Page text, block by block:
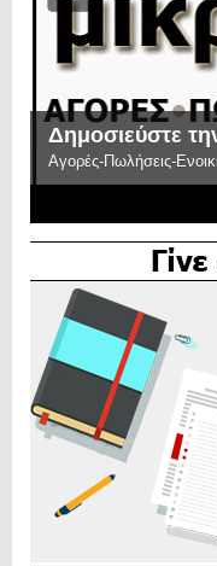
Δημοσιεύστε
Αγορές-Πωλήσεις-